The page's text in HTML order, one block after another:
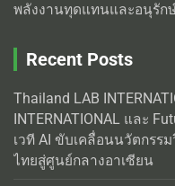
พลังงานทุดแทนและอนุรัก
Recent Posts
Thailand LAB
INTERNATIONAL และ
เวที AI ขับเคลื่อนนวัตกรร
ไทยสู่ศูนย์กลางอาเซียน